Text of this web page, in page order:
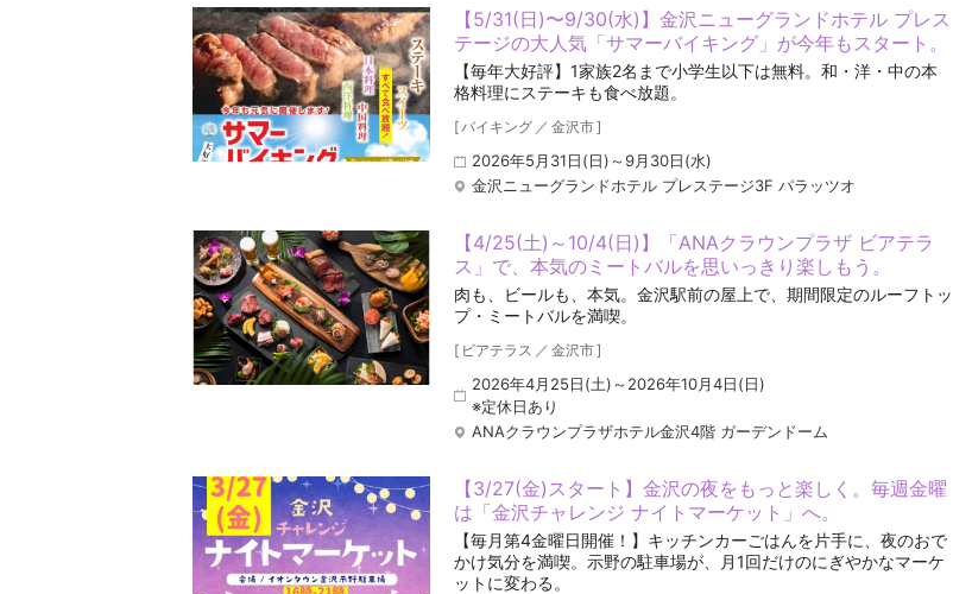
【5/31(日)〜9/30(水)】金沢ニューグランドホテル プレス
テージの大人気「サマーバイキング」が今年もスタート。
【毎年大好評】1家族2名まで小学生以下は無料。和・洋・中の本
格料理にステーキも食べ放題。
[バイキング ／ 金沢市]
2026年5月31日(日)～9月30日(水)
金沢ニューグランドホテル プレステージ3F パラッツオ
【4/25(土)～10/4(日)】「ANAクラウンプラザ ビアテラ
ス」で、本気のミートバルを思いっきり楽しもう。
肉も、ビールも、本気。金沢駅前の屋上で、期間限定のルーフトッ
プ・ミートバルを満喫。
[ ビアテラス ／ 金沢市]
2026年4月25日(土)～2026年10月4日(日)
※定休日あり
ANAクラウンプラザホテル金沢4階 ガーデンドーム
【3/27(金)スタート】金沢の夜をもっと楽しく。毎週金曜
は「金沢チャレンジ ナイトマーケット」へ。
【毎月第4金曜日開催！】キッチンカーごはんを片手に、夜のおで
かけ気分を満喫。示野の駐車場が、月1回だけのにぎやかなマーケ
ットに変わる。